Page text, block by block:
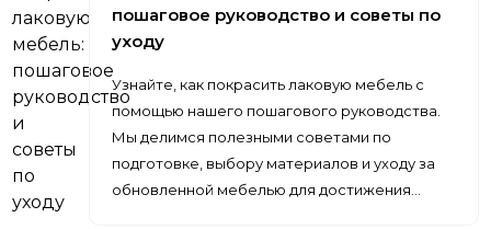
пошаговое руководство и советы по
уходу
Узнайте, как покрасить лаковую мебель с
помощью нашего пошагового руководства.
Мы делимся полезными советами по
подготовке, выбору материалов и уходу за
обновленной мебелью для достижения…